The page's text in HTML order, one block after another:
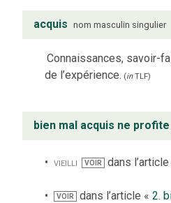
acquis nom masculin singulier
Connaissances, savoir-
de l’expérience. (inTLF)
bien mal acquis ne
vieilli VOIR dans l’article
VOIR dans l’article «2.